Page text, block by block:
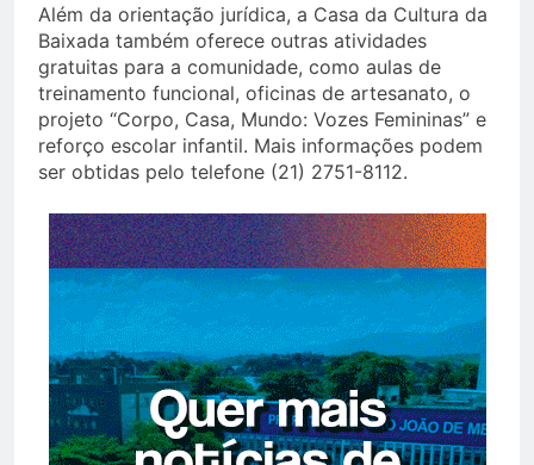
Além da orientação jurídica, a Casa da Cultura da
Baixada também oferece outras atividades
gratuitas para a comunidade, como aulas de
treinamento funcional, oficinas de artesanato, o
projeto “Corpo, Casa, Mundo: Vozes Femininas” e
reforço escolar infantil. Mais informações podem
ser obtidas pelo telefone (21) 2751-8112.